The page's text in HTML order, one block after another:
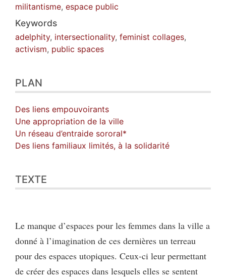
militantisme, espace public
Keywords
adelphity, intersectionality, feminist collages,
activism, public spaces
PLAN
Des liens empouvoirants
Une appropriation de la ville
Un réseau d’entraide sororal*
Des liens familiaux limités, à la solidarité
TEXTE
Le manque d’espaces pour les femmes dans la ville a
donné à l’imagination de ces dernières un terreau
pour des espaces utopiques. Ceux-ci leur permettant
de créer des espaces dans lesquels elles se sentent